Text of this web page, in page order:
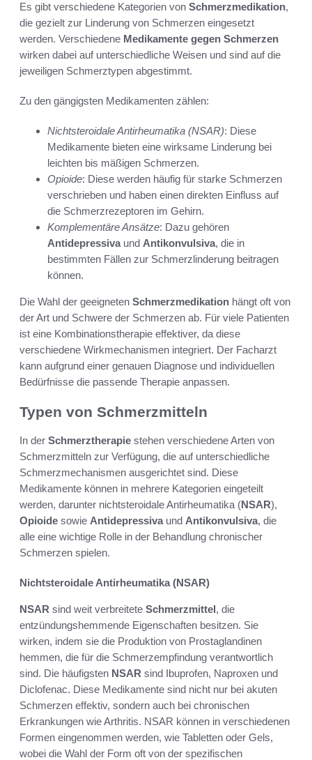
Es gibt verschiedene Kategorien von Schmerzmedikation,
die gezielt zur Linderung von Schmerzen eingesetzt
werden. Verschiedene Medikamente gegen Schmerzen
wirken dabei auf unterschiedliche Weisen und sind auf die
jeweiligen Schmerztypen abgestimmt.
Zu den gängigsten Medikamenten zählen:
Nichtsteroidale Antirheumatika (NSAR): Diese
Medikamente bieten eine wirksame Linderung bei
leichten bis mäßigen Schmerzen.
Opioide: Diese werden häufig für starke Schmerzen
verschrieben und haben einen direkten Einfluss auf
die Schmerzrezeptoren im Gehirn.
Komplementäre Ansätze: Dazu gehören
Antidepressivaund Antikonvulsiva, die in
bestimmten Fällen zur Schmerzlinderung beitragen
können.
Die Wahl der geeigneten Schmerzmedikation hängt oft von
der Art und Schwere der Schmerzen ab. Für viele Patienten
ist eine Kombinationstherapie effektiver, da diese
verschiedene Wirkmechanismen integriert. Der Facharzt
kann aufgrund einer genauen Diagnose und individuellen
Bedürfnisse die passende Therapie anpassen.
Typen von Schmerzmitteln
In der Schmerztherapie stehen verschiedene Arten von
Schmerzmitteln zur Verfügung, die auf unterschiedliche
Schmerzmechanismen ausgerichtet sind. Diese
Medikamente können in mehrere Kategorien eingeteilt
werden, darunter nichtsteroidale Antirheumatika (NSAR),
Opioide sowie Antidepressivaund Antikonvulsiva, die
alle eine wichtige Rolle in der Behandlung chronischer
Schmerzen spielen.
Nichtsteroidale Antirheumatika (NSAR)
NSAR sind weit verbreitete Schmerzmittel, die
entzündungshemmende Eigenschaften besitzen. Sie
wirken, indem sie die Produktion von Prostaglandinen
hemmen, die für die Schmerzempfindung verantwortlich
sind. Die häufigsten NSAR sind Ibuprofen, Naproxen und
Diclofenac. Diese Medikamente sind nicht nur bei akuten
Schmerzen effektiv, sondern auch bei chronischen
Erkrankungen wie Arthritis. NSAR können in verschiedenen
Formen eingenommen werden, wie Tabletten oder Gels,
wobei die Wahl der Form oft von der spezifischen